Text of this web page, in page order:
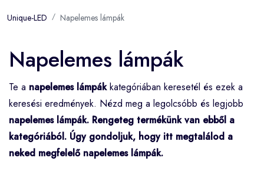
Unique-LED Napelemes lámpák
Napelemes lámpák
Te a napelemes lámpákkategóriában keresetél és ezek a
keresési eredmények. Nézd meg a legolcsóbb és legjobb
napelemes lámpák. Rengeteg termékünk van ebből a
kategóriából. Úgy gondoljuk, hogy itt megtalálod a
neked megfelelő napelemes lámpák.